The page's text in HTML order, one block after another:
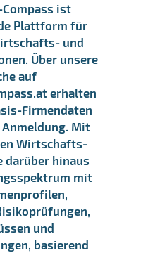
ist
Plattform für
und
Über unsere
auf
erhalten
Firmendaten
Mit
Wirtschafts-
darüber hinaus
mit
und
basierend